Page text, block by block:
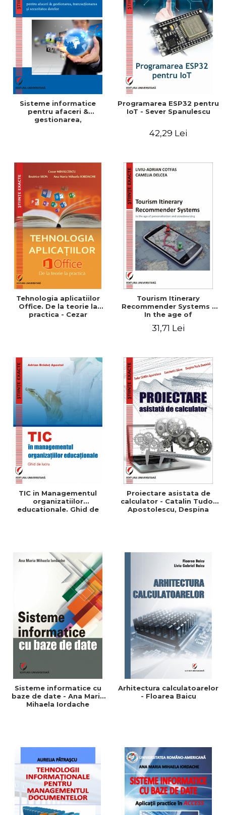
Sisteme informatice
pentru afaceri &
gestionarea,
Programarea ESP32 pentru
IoT - Sever Spanulescu
42,29 Lei
Tehnologia aplicatiilor
Office. De la teorie la
practica - Cezar
Tourism Itinerary
Recommender Systems -
In the age of
crowdsourcing
31,71 Lei
TIC in Managementul
organizatiilor
educationale. Ghid de
Proiectare asistata de
calculator - Catalin Tudor
Apostolescu, Despina
Sisteme informatice cu
baze de date - Ana Maria
Mihaela Iordache
Arhitectura calculatoarelor
- Floarea Baicu